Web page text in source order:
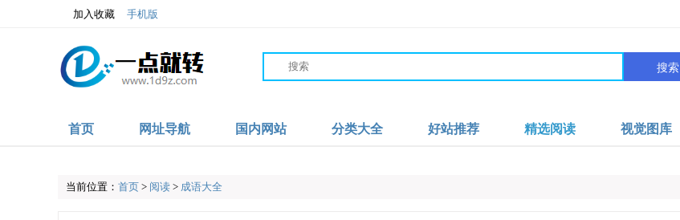
加入收藏 手机版
搜索
首页 网址导航 国内网站 分类大全 好站推荐 精选阅读 视觉图库
当前位置： 首页 > 阅读 > 成语大全